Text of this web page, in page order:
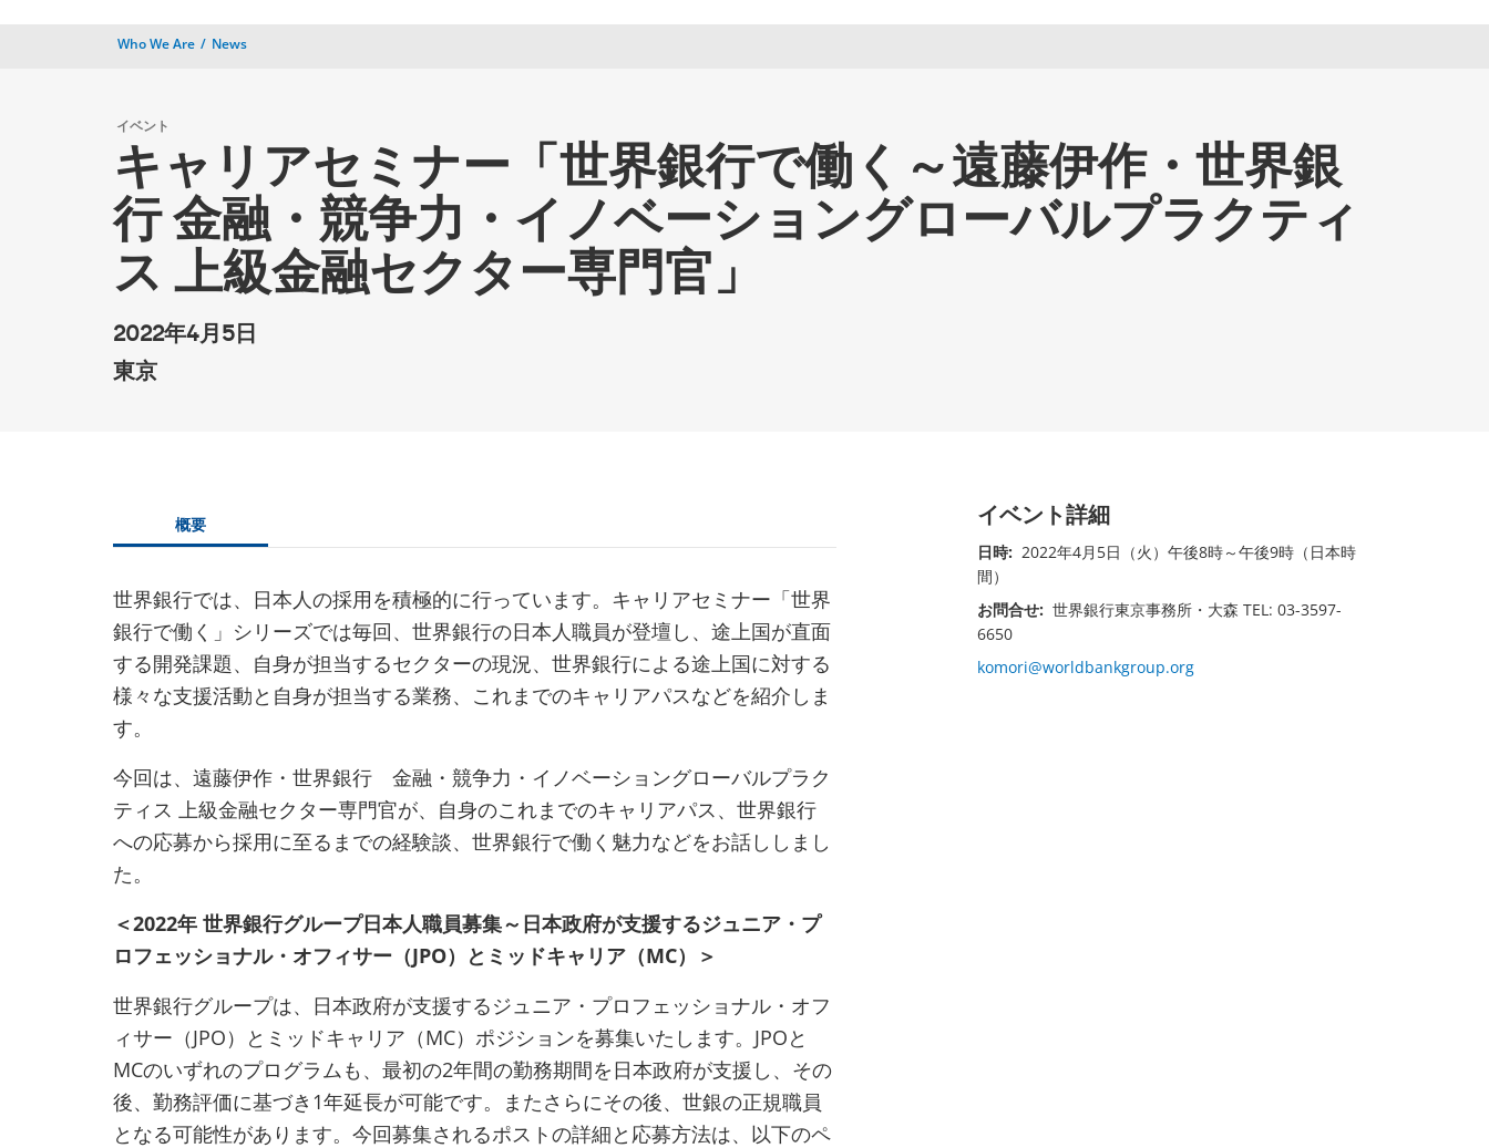
Who We Are News
イベント
キャリアセミナー「世界銀行で働く～遠藤伊作・世界銀
行 金融・競争力・イノベーショングローバルプラクティ
ス 上級金融セクター専門官」
2022年4月5日
東京
概要
世界銀行では、日本人の採用を積極的に行っています。キャリアセミナー「世界
銀行で働く」シリーズでは毎回、世界銀行の日本人職員が登壇し、途上国が直面
する開発課題、自身が担当するセクターの現況、世界銀行による途上国に対する
様々な支援活動と自身が担当する業務、これまでのキャリアパスなどを紹介しま
す。
今回は、遠藤伊作・世界銀行 金融・競争力・イノベーショングローバルプラク
ティス 上級金融セクター専門官が、自身のこれまでのキャリアパス、世界銀行
への応募から採用に至るまでの経験談、世界銀行で働く魅力などをお話ししまし
た。
＜2022年 世界銀行グループ日本人職員募集～日本政府が支援するジュニア・プ
ロフェッショナル・オフィサー（JPO）とミッドキャリア（MC）＞
世界銀行グループは、日本政府が支援するジュニア・プロフェッショナル・オフ
ィサー（JPO）とミッドキャリア（MC）ポジションを募集いたします。JPOと
MCのいずれのプログラムも、最初の2年間の勤務期間を日本政府が支援し、その
後、勤務評価に基づき1年延長が可能です。またさらにその後、世銀の正規職員
となる可能性があります。今回募集されるポストの詳細と応募方法は、以下のペ
イベント詳細
日時: 2022年4月5日（火）午後8時～午後9時（日本時
間）
お問合せ: 世界銀行東京事務所・大森 TEL: 03-3597-
6650
komori@worldbankgroup.org